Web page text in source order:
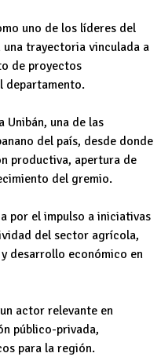
uno de los líderes del
trayectoria vinculada a
de proyectos
departamento.
Unibán, una de las
del país, desde donde
productiva, apertura de
del gremio.
por el impulso a iniciativas
del sector agrícola,
desarrollo económico en
actor relevante en
público-privada,
para la región.